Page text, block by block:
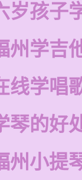
岁孩子
州学吉
线学唱
琴的好
州小提